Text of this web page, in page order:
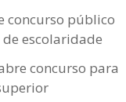
concurso público
escolaridade
concurso para